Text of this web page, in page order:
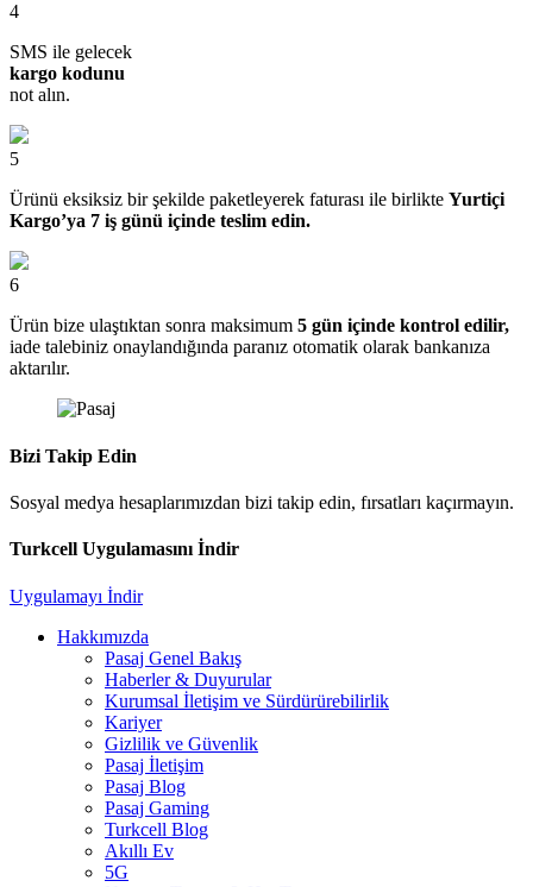
4
SMS ile gelecek
kargo kodunu
not alın.
5
Ürünü eksiksiz bir şekilde paketleyerek faturası ile birlikte Yurtiçi
Kargo’ya 7 iş günü içinde teslim edin.
6
Ürün bize ulaştıktan sonra maksimum 5 gün içinde kontrol edilir,
iade talebiniz onaylandığında paranız otomatik olarak bankanıza
aktarılır.
Bizi Takip Edin
Sosyal medya hesaplarımızdan bizi takip edin, fırsatları kaçırmayın.
Turkcell Uygulamasını İndir
Uygulamayı İndir
Hakkımızda
Pasaj Genel Bakış
Haberler & Duyurular
Kurumsal İletişim ve Sürdürürebilirlik
Kariyer
Gizlilik ve Güvenlik
Pasaj İletişim
Pasaj Blog
Pasaj Gaming
Turkcell Blog
Akıllı Ev
5G